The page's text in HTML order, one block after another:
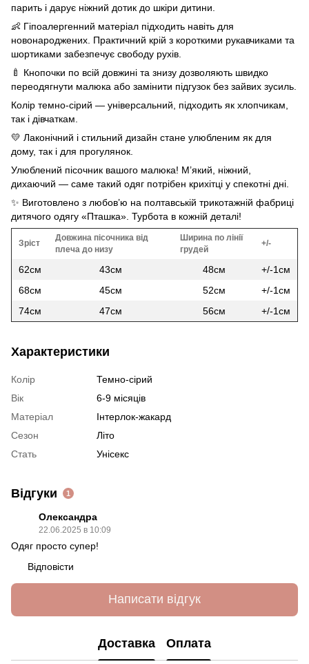
парить і дарує ніжний дотик до шкіри дитини.
👶 Гіпоалергенний матеріал підходить навіть для
новонароджених. Практичний крій з короткими рукавчиками та
шортиками забезпечує свободу рухів.
🍼 Кнопочки по всій довжині та знизу дозволяють швидко
переодягнути малюка або замінити підгузок без зайвих зусиль.
Колір темно-сірий — універсальний, підходить як хлопчикам,
так і дівчаткам.
💛 Лаконічний і стильний дизайн стане улюбленим як для
дому, так і для прогулянок.
Улюблений пісочник вашого малюка! М’який, ніжний,
дихаючий — саме такий одяг потрібен крихітці у спекотні дні.
✨ Виготовлено з любов’ю на полтавській трикотажній фабриці
дитячого одягу «Пташка». Турбота в кожній деталі!
Зріст
Довжина пісочника від
плеча до низу
Ширина по лінії
грудей
+/-
62см 43см 48см
+/-1см
68см
45см 52см
+/-1см
74см
47см 56см +/-1см
Характеристики
Колір
Темно-сірий
Вік
6-9 місяців
Матеріал
Інтерлок-жакард
Сезон
Літо
Стать
Унісекс
Відгуки 1
Олександра
22.06.2025 в 10:09
Одяг просто супер!
Відповісти
Написати відгук
Доставка Оплата